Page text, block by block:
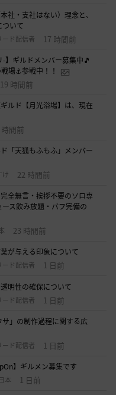
社・支社はない）理念と、
いて
ード配信者 17 時間前
-】ギルドメンバー募集中🎵
場⚓参戦中！！
19 時間前
ルド【月光浴場】は、現在
間前
「天狐もふもふ」メンバー
け 22 時間前
完全無言・挨拶不要のソロ専
ス飲み放題・バフ完備の
23 時間前
葉が与える印象について
ード配信者 1 日前
明性の確保について
ード配信者 1 日前
サ」の制作過程に関する広
ード配信者 1 日前
】ギルメン募集です
本 1 日前